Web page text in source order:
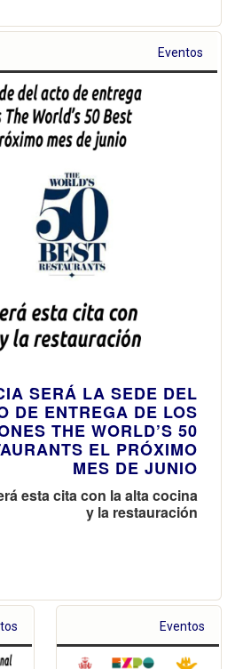
Eventos
SERÁ LA SEDE DEL
DE ENTREGA DE LOS
THE WORLD’S 50
EL PRÓXIMO
MES DE JUNIO
esta cita con la alta cocina
y la restauración
Eventos